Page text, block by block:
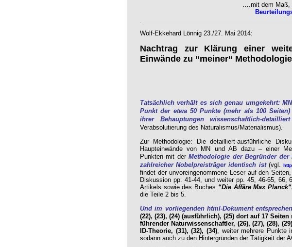
….mit dem Maß,
Wolf-Ekkehard Lönnig 23./27. Mai 2014:
Nachtrag zur Klärung einer
Einwände zu “meiner“
Tatsächlich verhält es sich genau umgekehrt:
Punkt der etwa 50 Punkte (mehr als 100
ihrer Behauptungen wissenschaftlich-
Verabsolutierung des Naturalismus/Materialismus).
Zur Methodologie: Die detailliert-ausführliche
Haupteinwände von MN und AB dazu – einer
Punkten mit derMethodologie der Begründer der
zahlreicher Nobelpreisträger identisch ist(vgl.
findet der unvoreingenommene Leser auf den
Diskussion pp. 41-44, und weiter pp. 45, 46-65, 66,
Artikels sowie des Buches “Die Affäre Max
die Teile 2 bis 5.
Und im vorliegenden html-Dokument
(22), (23), (24) (ausführlich), (25) dort auf 17
führender Naturwissenschaftler, (26), (27), (28),
ID-Theorie, (31), (32), (34), weiter mehrere Punkte
sodann auch zu den Hintergründen der Tätigkeit der